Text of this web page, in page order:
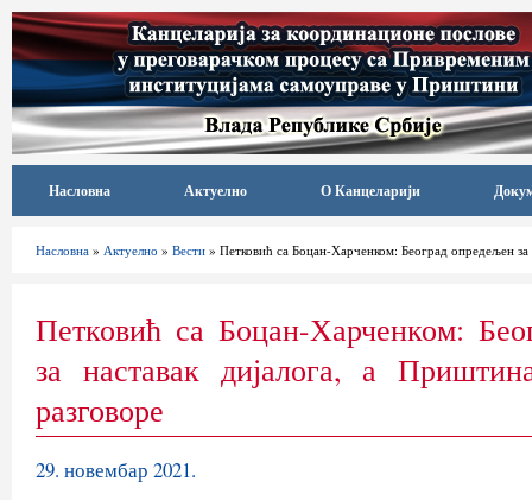
Насловна Актуелно О Канцеларији
Насловна » Актуелно » Вести » Петковић са Боцан-Харченком: Београд опредељен
Петковић са Боцан-Харченком:
за наставак дијалога, а
разговоре
29. новембар 2021.